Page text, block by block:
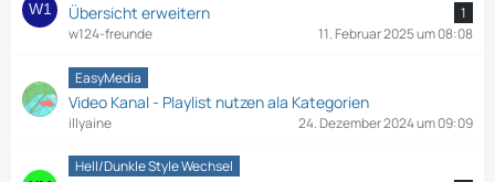
Übersicht erweitern
1
w124-freunde
11. Februar 2025 um 08:08
EasyMedia
Video Kanal - Playlist nutzen ala Kategorien
illyaine 24. Dezember 2024 um 09:09
Hell/Dunkle Style Wechsel